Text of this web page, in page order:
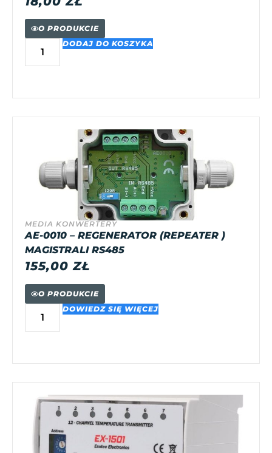
O PRODUKCIE
DODAJ DO KOSZYKA
MEDIA KONWERTERY
AE-0010 – REGENERATOR (REPEATER )
MAGISTRALI RS485
155,00ZŁ
O PRODUKCIE
DOWIEDZ SIĘ WIĘCEJ